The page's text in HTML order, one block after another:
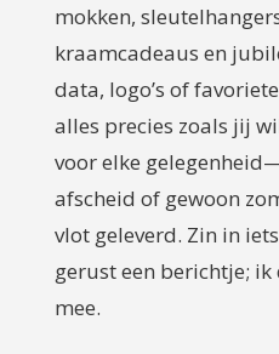
mokken,
kraamcadeaus en
data, logo’s of
alles precies zoals jij
voor elke
afscheid of gewoon
vlot geleverd. Zin in
gerust een berichtje;
mee.